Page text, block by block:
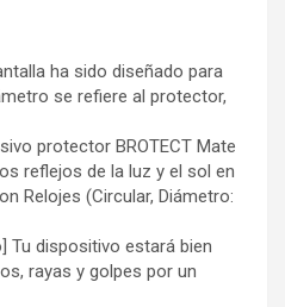
ha sido diseñado para
se refiere al protector,
protector BROTECT Mate
reflejos de la luz y el sol en
Relojes (Circular, Diámetro:
Tu dispositivo estará bien
rayas y golpes por un